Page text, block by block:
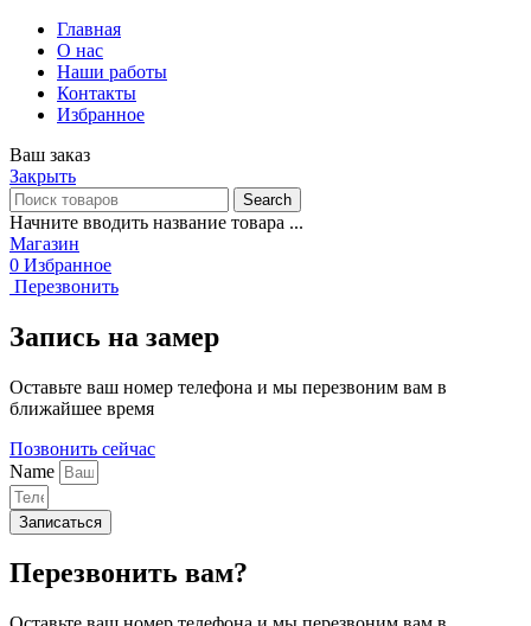
Главная
О нас
Наши работы
Контакты
Избранное
Ваш заказ
Закрыть
Search
Начните вводить название товара ...
Магазин
0 Избранное
Перезвонить
Запись на замер
Оставьте ваш номер телефона и мы перезвоним вам в
ближайшее время
Позвонить сейчас
Name
Записаться
Перезвонить вам?